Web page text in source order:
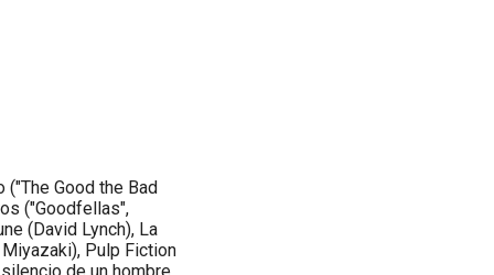
("The Good the Bad
("Goodfellas",
(David Lynch), La
Pulp Fiction
de un hombre